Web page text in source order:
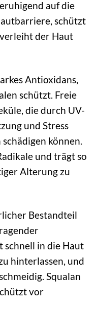
auf die
schützt
der Haut
Antioxidans,
schützt. Freie
die durch UV-
und Stress
können.
und trägt so
Alterung zu
Bestandteil
schnell in die Haut
hinterlassen, und
Squalan
vor